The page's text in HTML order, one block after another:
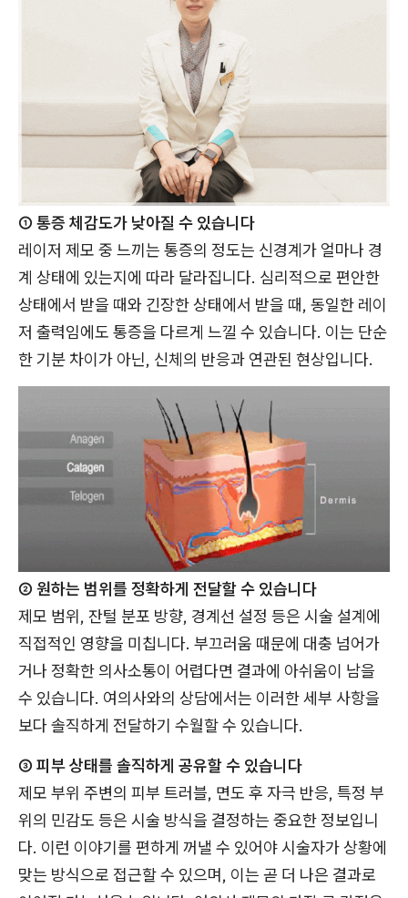
① 통증 체감도가 낮아질 수 있습니다
레이저 제모 중 느끼는 통증의 정도는 신경계가 얼마나 경
계 상태에 있는지에 따라 달라집니다. 심리적으로 편안한
상태에서 받을 때와 긴장한 상태에서 받을 때, 동일한 레이
저 출력임에도 통증을 다르게 느낄 수 있습니다. 이는 단순
한 기분 차이가 아닌, 신체의 반응과 연관된 현상입니다.
② 원하는 범위를 정확하게 전달할 수 있습니다
제모 범위, 잔털 분포 방향, 경계선 설정 등은 시술 설계에
직접적인 영향을 미칩니다. 부끄러움 때문에 대충 넘어가
거나 정확한 의사소통이 어렵다면 결과에 아쉬움이 남을
수 있습니다. 여의사와의 상담에서는 이러한 세부 사항을
보다 솔직하게 전달하기 수월할 수 있습니다.
③ 피부 상태를 솔직하게 공유할 수 있습니다
제모 부위 주변의 피부 트러블, 면도 후 자극 반응, 특정 부
위의 민감도 등은 시술 방식을 결정하는 중요한 정보입니
다. 이런 이야기를 편하게 꺼낼 수 있어야 시술자가 상황에
맞는 방식으로 접근할 수 있으며, 이는 곧 더 나은 결과로